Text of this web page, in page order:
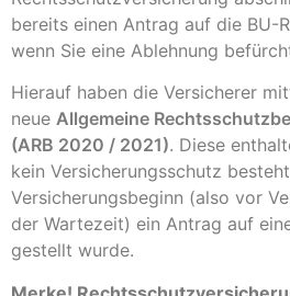
bereits einen Antrag auf die BU-
wenn Sie eine Ablehnung
Hierauf haben die Versicherer
neue Allgemeine
(ARB 2020 / 2021). Diese
kein Versicherungsschutz
Versicherungsbeginn (also vor
der Wartezeit) ein Antrag auf
gestellt wurde.